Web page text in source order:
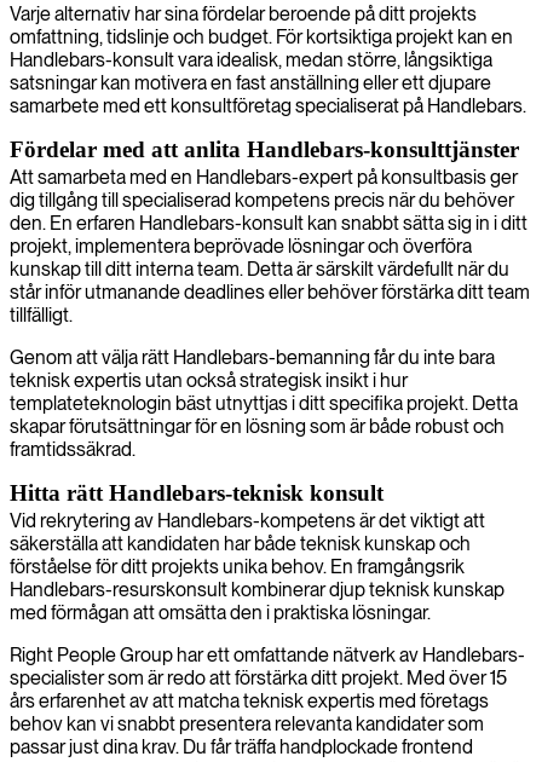
Varje alternativ har sina fördelar beroende på ditt projekts
omfattning, tidslinje och budget. För kortsiktiga projekt kan en
Handlebars-konsult vara idealisk, medan större, långsiktiga
satsningar kan motivera en fast anställning eller ett djupare
samarbete med ett konsultföretag specialiserat på Handlebars.
Fördelar med att anlita Handlebars-konsulttjänster
Att samarbeta med en Handlebars-expert på konsultbasis ger
dig tillgång till specialiserad kompetens precis när du behöver
den. En erfaren Handlebars-konsult kan snabbt sätta sig in i ditt
projekt, implementera beprövade lösningar och överföra
kunskap till ditt interna team. Detta är särskilt värdefullt när du
står inför utmanande deadlines eller behöver förstärka ditt team
tillfälligt.
Genom att välja rätt Handlebars-bemanning får du inte bara
teknisk expertis utan också strategisk insikt i hur
templateteknologin bäst utnyttjas i ditt specifika projekt. Detta
skapar förutsättningar för en lösning som är både robust och
framtidssäkrad.
Hitta rätt Handlebars-teknisk konsult
Vid rekrytering av Handlebars-kompetens är det viktigt att
säkerställa att kandidaten har både teknisk kunskap och
förståelse för ditt projekts unika behov. En framgångsrik
Handlebars-resurskonsult kombinerar djup teknisk kunskap
med förmågan att omsätta den i praktiska lösningar.
Right People Group har ett omfattande nätverk av Handlebars-
specialister som är redo att förstärka ditt projekt. Med över 15
års erfarenhet av att matcha teknisk expertis med företags
behov kan vi snabbt presentera relevanta kandidater som
passar just dina krav. Du får träffa handplockade frontend